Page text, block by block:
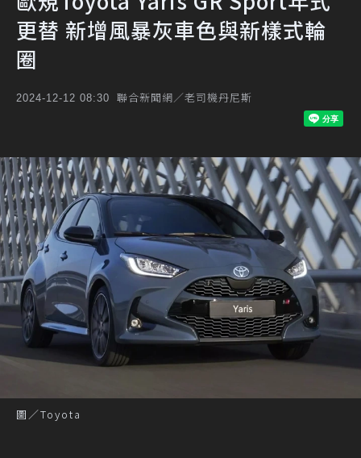
更替 新增風暴灰車色與新樣式輪
圈
2024-12-12 08:30 聯合新聞網／老司機丹尼斯
圖／Toyota